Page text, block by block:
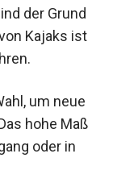
der Grund
Kajaks ist
um neue
hohe Maß
oder in